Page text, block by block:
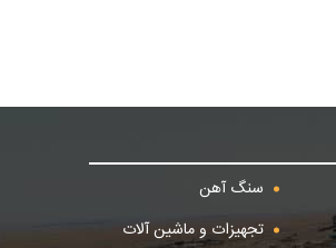
سنگ آهن
تجهیزات و ماشین آلات